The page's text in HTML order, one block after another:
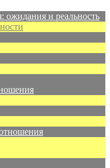
ожидания и реальность